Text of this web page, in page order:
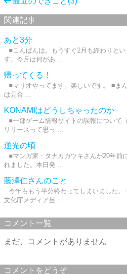
関連記事
あと3分
■こんばんは。もうすぐ2月も終わりと
す。今月は何があ ...
帰ってくる！
■マリオやってます。楽しいです。 ■ま
は見合 ...
KONAMIはどうしちゃったのか
■一部ゲーム情報サイトの誤報について
リリースって思っ ...
逆光の頃
■マンガ家・タナカカツキさんが20年前
れました。本日発 ...
藤澤仁さんのこと
今年ももう半分終わってしまいました
文化庁メディア芸 ...
コメント一覧
まだ、コメントがありません
コメントをどうぞ